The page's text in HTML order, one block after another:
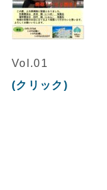
Vol.01
(クリック)